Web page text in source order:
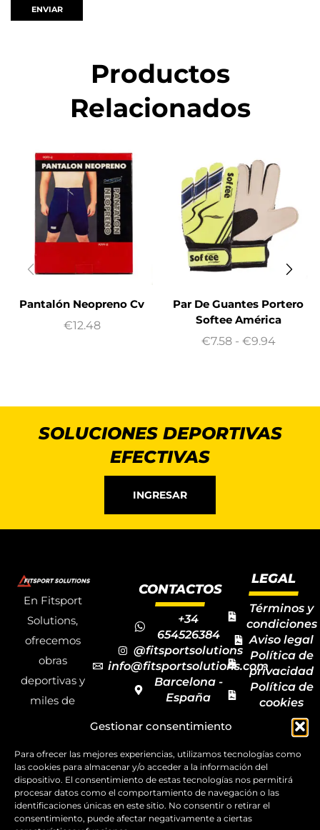
Gestionar consentimiento
Para ofrecer las mejores experiencias, utilizamos tecnologías como
las cookies para almacenar y/o acceder a la información del
dispositivo. El consentimiento de estas tecnologías nos permitirá
procesar datos como el comportamiento de navegación o las
identificaciones únicas en este sitio. No consentir o retirar el
consentimiento, puede afectar negativamente a ciertas
Productos
Relacionados
Pantalón Neopreno Cv
€12.48
Par De Guantes Portero
Softee América
€7.58 - €9.94
SOLUCIONES DEPORTIVAS
EFECTIVAS
INGRESAR
En Fitsport
Solutions,
ofrecemos
obras
deportivas y
miles de
deportivos
para todas las
disciplinas,
garantizando
CONTACTOS
+34
654526384
@fitsportsolutions
info@fitsportsolutions.com
Barcelona -
España
de contacto
LEGAL
Términos y
condiciones
Aviso legal
Política de
privacidad
Política de
cookies
Mapa del
sitio